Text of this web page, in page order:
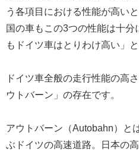
う各項目における性能が高い
国の車もこの3つの性能は十
もドイツ車はとりわけ高い」
ドイツ車全般の走行性能の高
ウトバーン」の存在です。
アウトバーン（Autobahn）と
ぶドイツの高速道路。日本の